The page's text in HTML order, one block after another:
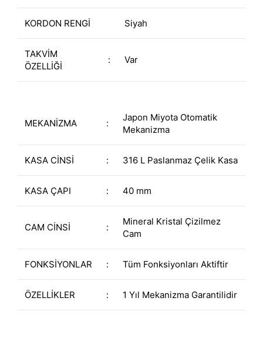
KORDON RENGİ Siyah
TAKVİM
ÖZELLİĞİ
: Var
MEKANİZMA :
Japon Miyota Otomatik
Mekanizma
KASA CİNSİ : 316 L Paslanmaz Çelik Kasa
KASA ÇAPI : 40 mm
CAM CİNSİ :
Mineral Kristal Çizilmez
Cam
FONKSİYONLAR : Tüm Fonksiyonları Aktiftir
ÖZELLİKLER : 1 Yıl Mekanizma Garantilidir